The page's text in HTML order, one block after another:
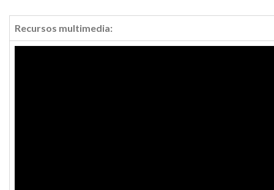
Recursos multimedia: